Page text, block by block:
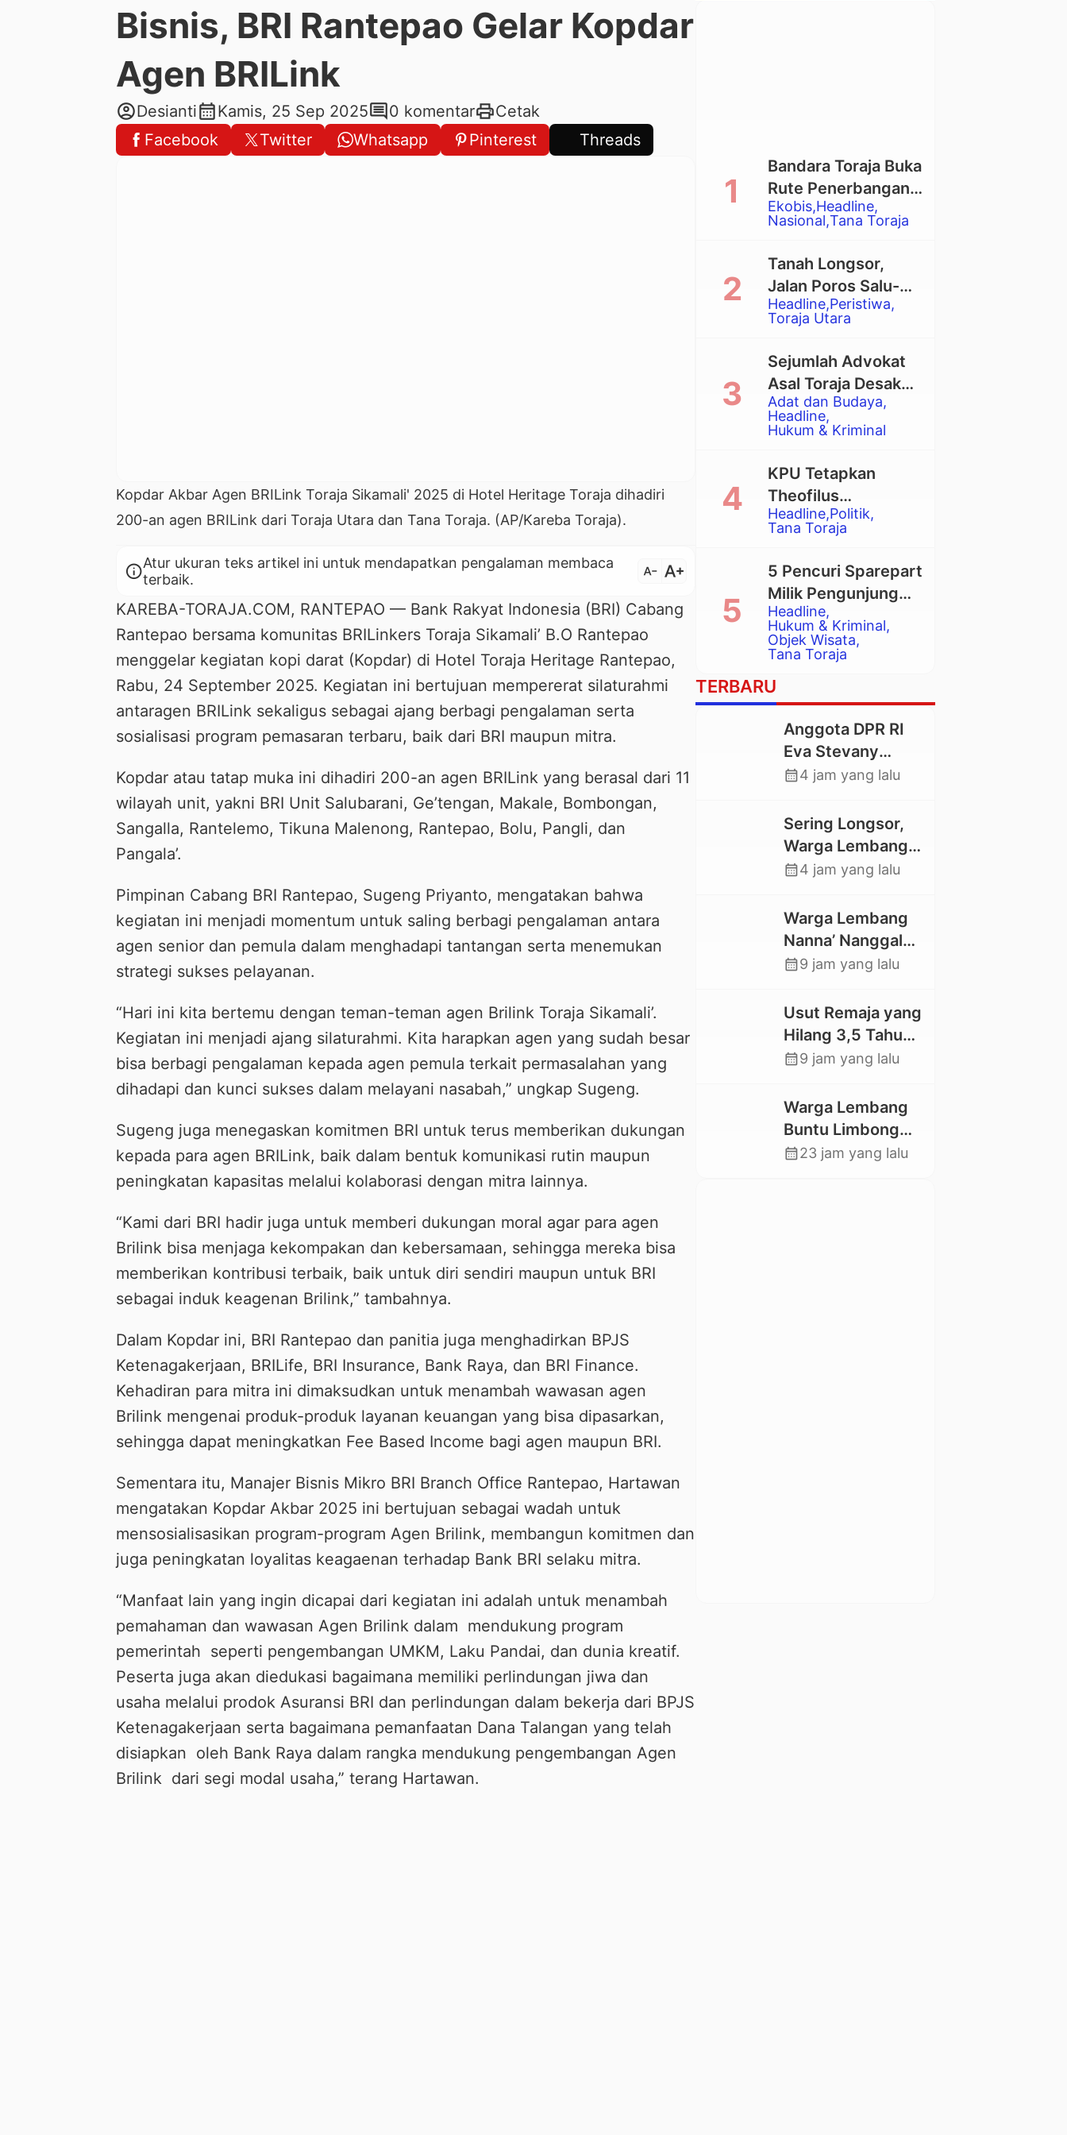
Bisnis, BRI Rantepao Gelar Kopdar
Agen BRILink
account_circleDesianticalendar_monthKamis, 25 Sep 2025comment0 komentarprintCetak
Facebook
Twitter Whatsapp Pinterest Threads
Kopdar Akbar Agen BRILink Toraja Sikamali' 2025 di Hotel Heritage Toraja dihadiri
200-an agen BRILink dari Toraja Utara dan Tana Toraja. (AP/Kareba Toraja).
infoAtur ukuran teks artikel ini untuk mendapatkan pengalaman membaca
terbaik.
text_decrease text_increase
KAREBA-TORAJA.COM, RANTEPAO — Bank Rakyat Indonesia (BRI) Cabang
Rantepao bersama komunitas BRILinkers Toraja Sikamali’ B.O Rantepao
menggelar kegiatan kopi darat (Kopdar) di Hotel Toraja Heritage Rantepao,
Rabu, 24 September 2025. Kegiatan ini bertujuan mempererat silaturahmi
antaragen BRILink sekaligus sebagai ajang berbagi pengalaman serta
sosialisasi program pemasaran terbaru, baik dari BRI maupun mitra.
Kopdar atau tatap muka ini dihadiri 200-an agen BRILink yang berasal dari 11
wilayah unit, yakni BRI Unit Salubarani, Ge’tengan, Makale, Bombongan,
Sangalla, Rantelemo, Tikuna Malenong, Rantepao, Bolu, Pangli, dan
Pangala’.
Pimpinan Cabang BRI Rantepao, Sugeng Priyanto, mengatakan bahwa
kegiatan ini menjadi momentum untuk saling berbagi pengalaman antara
agen senior dan pemula dalam menghadapi tantangan serta menemukan
strategi sukses pelayanan.
“Hari ini kita bertemu dengan teman-teman agen Brilink Toraja Sikamali’.
Kegiatan ini menjadi ajang silaturahmi. Kita harapkan agen yang sudah besar
bisa berbagi pengalaman kepada agen pemula terkait permasalahan yang
dihadapi dan kunci sukses dalam melayani nasabah,” ungkap Sugeng.
Sugeng juga menegaskan komitmen BRI untuk terus memberikan dukungan
kepada para agen BRILink, baik dalam bentuk komunikasi rutin maupun
peningkatan kapasitas melalui kolaborasi dengan mitra lainnya.
“Kami dari BRI hadir juga untuk memberi dukungan moral agar para agen
Brilink bisa menjaga kekompakan dan kebersamaan, sehingga mereka bisa
memberikan kontribusi terbaik, baik untuk diri sendiri maupun untuk BRI
sebagai induk keagenan Brilink,” tambahnya.
Dalam Kopdar ini, BRI Rantepao dan panitia juga menghadirkan BPJS
Ketenagakerjaan, BRILife, BRI Insurance, Bank Raya, dan BRI Finance.
Kehadiran para mitra ini dimaksudkan untuk menambah wawasan agen
Brilink mengenai produk-produk layanan keuangan yang bisa dipasarkan,
sehingga dapat meningkatkan Fee Based Income bagi agen maupun BRI.
Sementara itu, Manajer Bisnis Mikro BRI Branch Office Rantepao, Hartawan
mengatakan Kopdar Akbar 2025 ini bertujuan sebagai wadah untuk
mensosialisasikan program-program Agen Brilink, membangun komitmen dan
juga peningkatan loyalitas keagaenan terhadap Bank BRI selaku mitra.
“Manfaat lain yang ingin dicapai dari kegiatan ini adalah untuk menambah
pemahaman dan wawasan Agen Brilink dalam mendukung program
pemerintah seperti pengembangan UMKM, Laku Pandai, dan dunia kreatif.
Peserta juga akan diedukasi bagaimana memiliki perlindungan jiwa dan
usaha melalui prodok Asuransi BRI dan perlindungan dalam bekerja dari BPJS
Ketenagakerjaan serta bagaimana pemanfaatan Dana Talangan yang telah
disiapkan oleh Bank Raya dalam rangka mendukung pengembangan Agen
Brilink dari segi modal usaha,” terang Hartawan.
Ekobis Headline
Nasional Tana Toraja
Bandara Toraja Buka
Rute Penerbangan
Langsung Toraja-
Balikpapan
Headline Peristiwa
Toraja Utara
Tanah Longsor,
Jalan Poros Salu-
Dende’ Tertutup
Total
Adat dan Budaya
Headline
Hukum & Kriminal
Sejumlah Advokat
Asal Toraja Desak
Mahkamah Agung
Larang Penggunaan
Eksekusi Rumah
Adat Tongkonan
Headline Politik
Tana Toraja
KPU Tetapkan
Theofilus
Allorerung dan
Zadrak Tombe
sebagai Bupati dan
Wakil Bupati Tana
Toraja Terpilih
Headline
Hukum & Kriminal
Objek Wisata
Tana Toraja
5 Pencuri Sparepart
Milik Pengunjung
Objek Wisata
Pango-Pango
Ditangkap Polisi
TERBARU
Anggota DPR RI
Eva Stevany
Rataba Salurkan
Warga Terdampak
Longsor di Buntu
Pepasan
calendar_month4 jam yang lalu
Sering Longsor,
Warga Lembang
Gasing Swadaya
Deker dan Talut
Jalan
Penghubung
calendar_month4 jam yang lalu
Warga Lembang
Nanna’ Nanggala,
Swadaya Cor
Jembatan
calendar_month9 jam yang lalu
Usut Remaja yang
Hilang 3,5 Tahun
Lalu, Polres Toraja
Datangi TKP
calendar_month9 jam yang lalu
Warga Lembang
Buntu Limbong
Gandasil,
calendar_month23 jam yang lalu